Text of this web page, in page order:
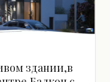
здании,в